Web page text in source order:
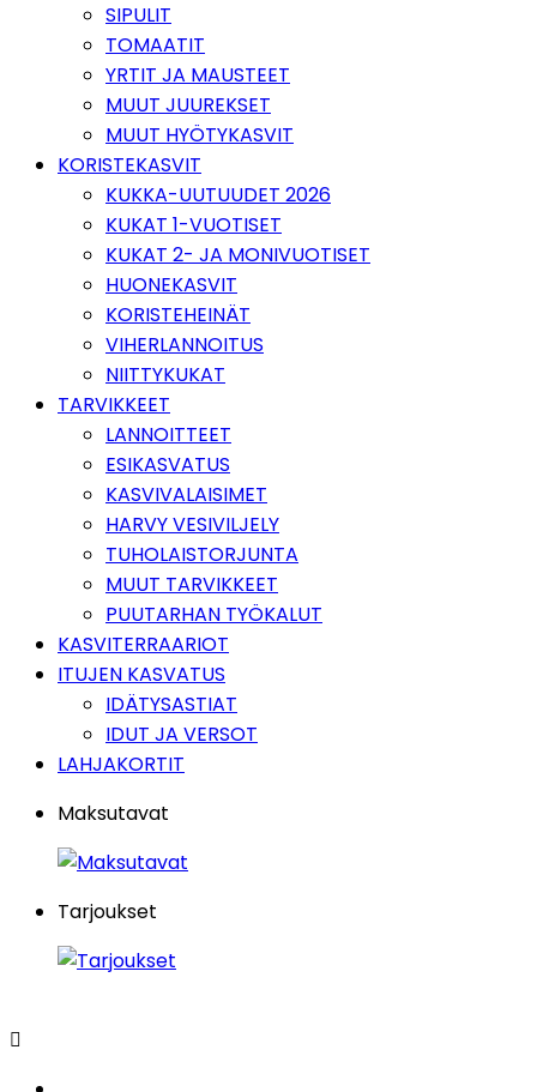
SIPULIT
TOMAATIT
YRTIT JA MAUSTEET
MUUT JUUREKSET
MUUT HYÖTYKASVIT
KORISTEKASVIT
KUKKA-UUTUUDET 2026
KUKAT 1-VUOTISET
KUKAT 2- JA MONIVUOTISET
HUONEKASVIT
KORISTEHEINÄT
VIHERLANNOITUS
NIITTYKUKAT
TARVIKKEET
LANNOITTEET
ESIKASVATUS
KASVIVALAISIMET
HARVY VESIVILJELY
TUHOLAISTORJUNTA
MUUT TARVIKKEET
PUUTARHAN TYÖKALUT
KASVITERRAARIOT
ITUJEN KASVATUS
IDÄTYSASTIAT
IDUT JA VERSOT
LAHJAKORTIT
Maksutavat
Tarjoukset
